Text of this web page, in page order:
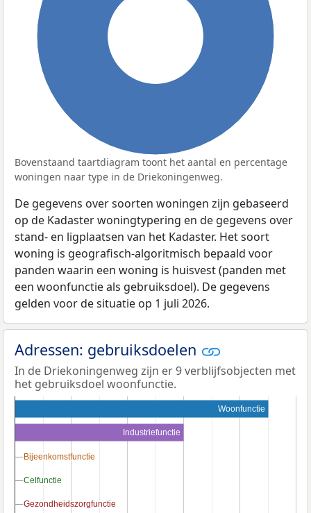
Bovenstaand taartdiagram toont het aantal en percentage
woningen naar type in de Driekoningenweg.
De gegevens over soorten woningen zijn gebaseerd
op de Kadaster woningtypering en de gegevens over
stand- en ligplaatsen van het Kadaster. Het soort
woning is geografisch-algoritmisch bepaald voor
panden waarin een woning is huisvest (panden met
een woonfunctie als gebruiksdoel). De gegevens
gelden voor de situatie op 1 juli 2026.
Adressen: gebruiksdoelen
In de Driekoningenweg zijn er 9 verblijfsobjecten met
het gebruiksdoel woonfunctie.
Woonfunctie
Industriefunctie
Bijeenkomstfunctie
Bijeenkomstfunctie
Celfunctie
Celfunctie
Gezondheidszorgfunctie
Gezondheidszorgfunctie